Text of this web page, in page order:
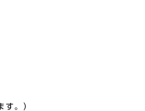
。）